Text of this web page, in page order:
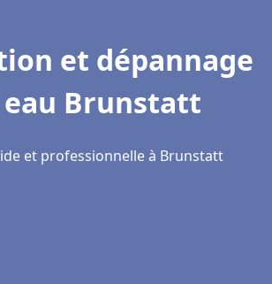
et dépannage
Brunstatt
et professionnelle à Brunstatt